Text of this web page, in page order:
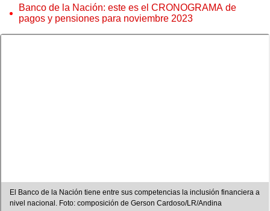
Banco de la Nación: este es el CRONOGRAMA de
pagos y pensiones para noviembre 2023
El Banco de la Nación tiene entre sus competencias la inclusión financiera a
nivel nacional. Foto: composición de Gerson Cardoso/LR/Andina